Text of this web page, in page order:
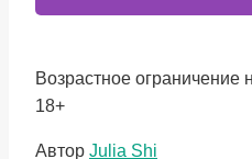
Возрастное ограничение
18+
Метки
Автор Julia Shi